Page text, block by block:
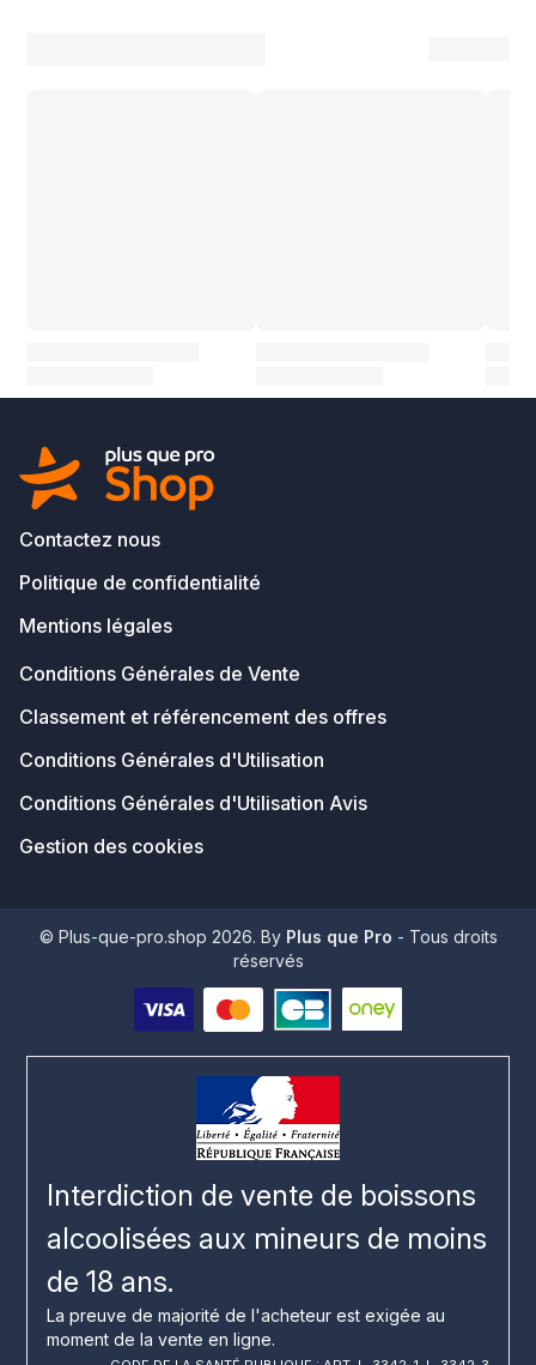
Contactez nous
Politique de confidentialité
Mentions légales
Conditions Générales de Vente
Classement et référencement des offres
Conditions Générales d'Utilisation
Conditions Générales d'Utilisation Avis
Gestion des cookies
© Plus-que-pro.shop 2026. By Plus que Pro - Tous droits
réservés
Interdiction de vente de boissons
alcoolisées aux mineurs de moins
de 18 ans.
La preuve de majorité de l'acheteur est exigée au
moment de la vente en ligne.